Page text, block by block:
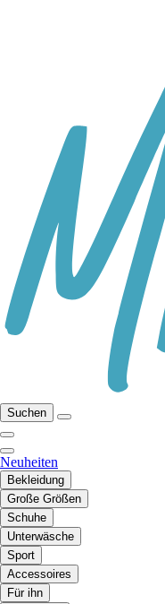
Suchen
Neuheiten
Bekleidung
Große Größen
Schuhe
Unterwäsche
Sport
Accessoires
Für ihn